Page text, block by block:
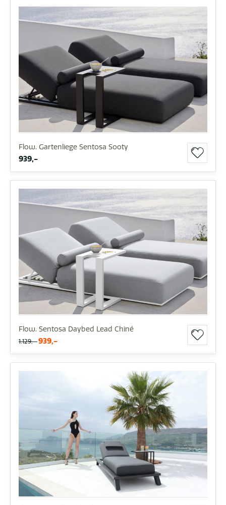
Flow. Gartenliege Sentosa Sooty
939,-
Flow. Sentosa Daybed Lead Chiné
1.129,- 939,-